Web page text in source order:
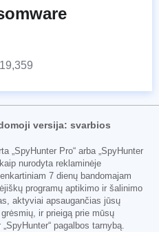
19,359
versija: svarbios
„SpyHunter Pro“ arba „SpyHunter
nurodyta reklaminėje
7 dienų bandomajam
programų aptikimo ir šalinimo
aktyviai apsaugančias jūsų
ir prieigą prie mūsų
pagalbos tarnybą.